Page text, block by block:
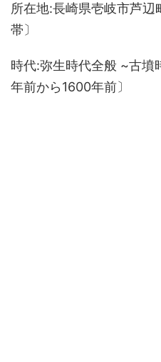
所在地:長崎県壱岐市芦
帯〕
時代:弥生時代全般 ~古
年前から1600年前〕